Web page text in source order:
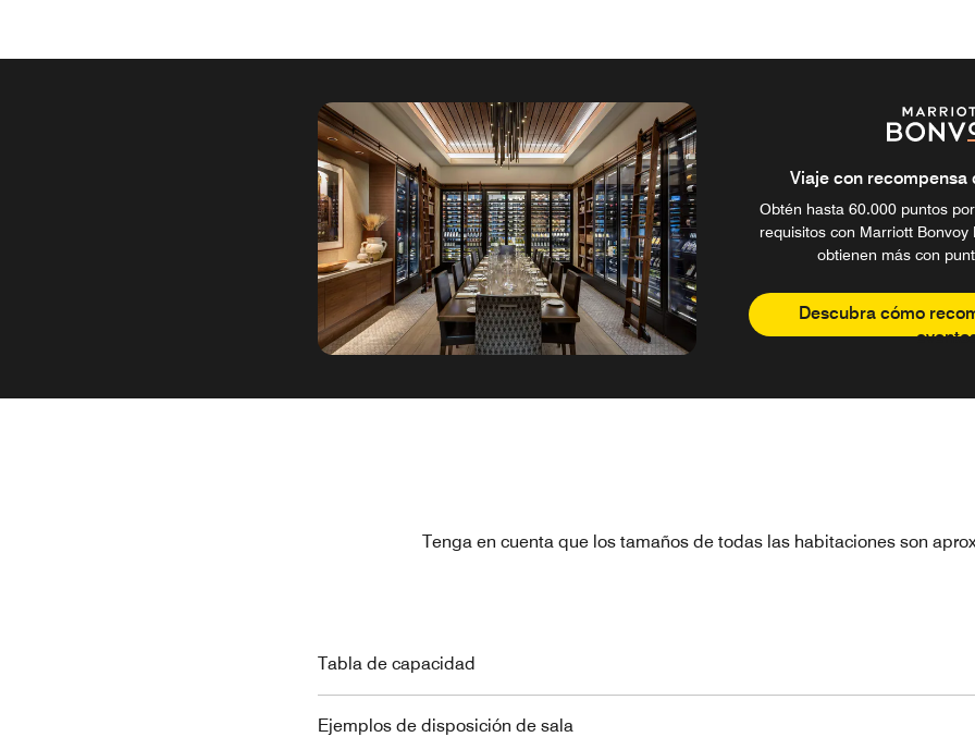
Viaje con recompensa
Obtén hasta 60.000 puntos
requisitos con Marriott Bonvoy
obtienen más con
Descubra cómo
Tenga en cuenta que los tamaños de todas las habitaciones son
Tabla de capacidad
Ejemplos de disposición de sala